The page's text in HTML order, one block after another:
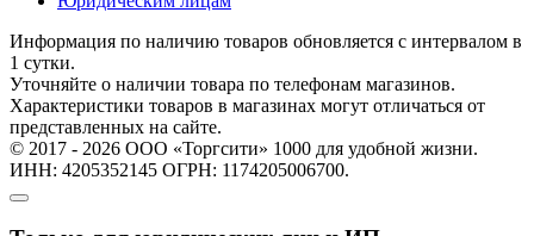
Информация по наличию товаров обновляется с интервалом в
1 сутки.
Уточняйте о наличии товара по телефонам магазинов.
Характеристики товаров в магазинах могут отличаться от
представленных на сайте.
© 2017 - 2026 ООО «Торгсити» 1000 для удобной жизни.
ИНН: 4205352145 ОГРН: 1174205006700.